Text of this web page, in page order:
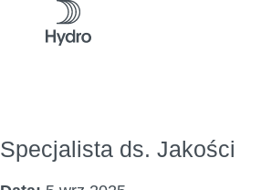
Specjalista ds. Jakości